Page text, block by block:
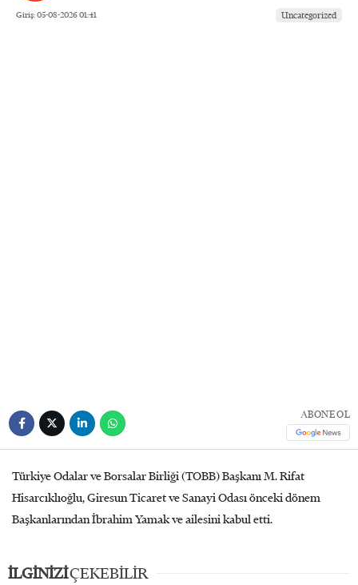
Giriş: 05-08-2026 01:41 Uncategorized
ABONE OL
Türkiye Odalar ve Borsalar Birliği (TOBB) Başkanı M. Rifat
Hisarcıklıoğlu, Giresun Ticaret ve Sanayi Odası önceki dönem
Başkanlarından İbrahim Yamak ve ailesini kabul etti.
İLGİNİZİÇEKEBİLİR